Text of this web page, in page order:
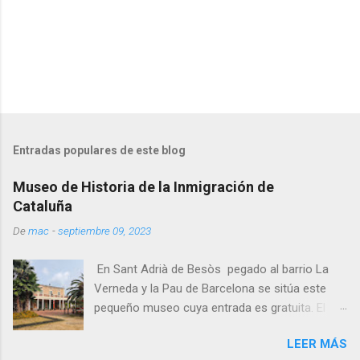
Entradas populares de este blog
Museo de Historia de la Inmigración de
Cataluña
Demac -septiembre 09, 2023
En Sant Adrià de Besòs pegado al barrio La
Verneda y la Pau de Barcelona se sitúa este
pequeño museo cuya entrada es gratuita. El
señorial del siglo XIX, de planta cuadrada aLEER MÁS